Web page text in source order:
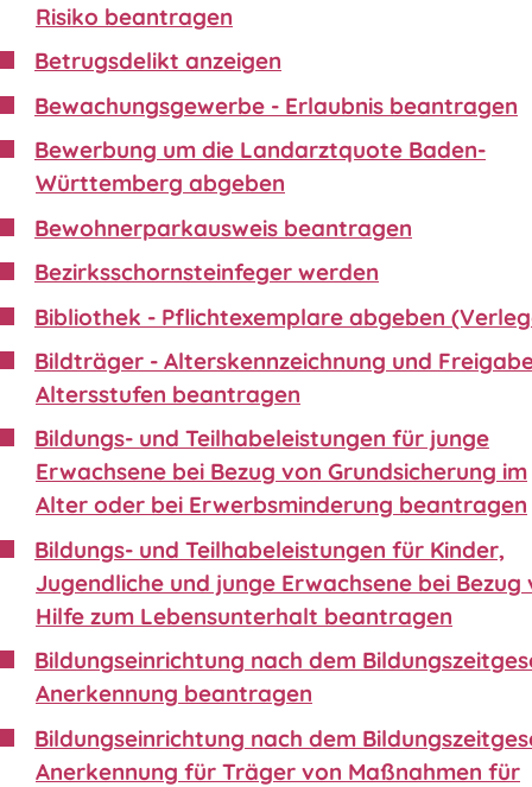
Risiko beantragen
Betrugsdelikt anzeigen
Bewachungsgewerbe - Erlaubnis beantragen
Bewerbung um die Landarztquote Baden-
Württemberg abgeben
Bewohnerparkausweis beantragen
Bezirksschornsteinfeger werden
Bibliothek - Pflichtexemplare abgeben
Bildträger - Alterskennzeichnung und
Altersstufen beantragen
Bildungs- und Teilhabeleistungen für junge
Erwachsene bei Bezug von Grundsicherung im
Alter oder bei Erwerbsminderung beantragen
Bildungs- und Teilhabeleistungen für Kinder,
Jugendliche und junge Erwachsene bei Bezug
Hilfe zum Lebensunterhalt beantragen
Bildungseinrichtung nach dem
Anerkennung beantragen
Bildungseinrichtung nach dem
Anerkennung für Träger von Maßnahmen für